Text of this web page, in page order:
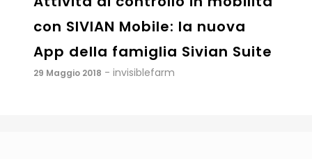
con SIVIAN Mobile: la nuova
App della famiglia Sivian Suite
29 Maggio 2018 - invisiblefarm